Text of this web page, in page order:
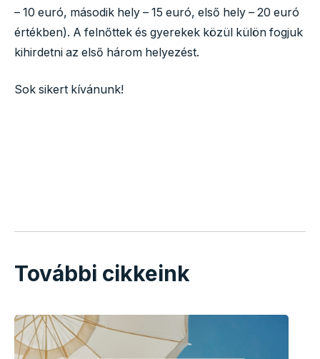
– 10 euró, második hely – 15 euró, első hely – 20 euró
értékben). A felnőttek és gyerekek közül külön fogjuk
kihirdetni az első három helyezést.
Sok sikert kívánunk!
További cikkeink